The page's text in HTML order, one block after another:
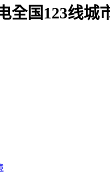
全国123线城